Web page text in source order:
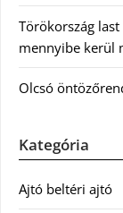
Törökország
mennyibe kerül
Olcsó
Kategória
Ajtó beltéri ajtó